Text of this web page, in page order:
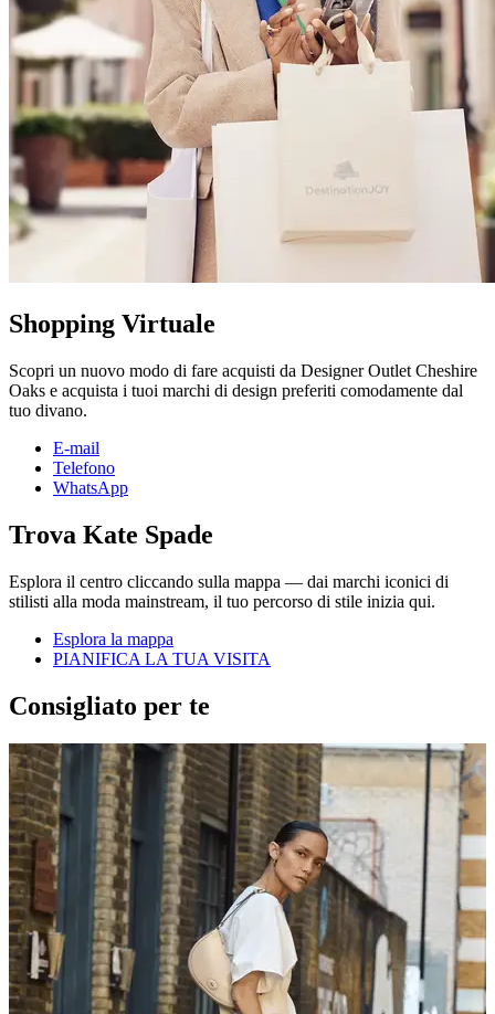
Shopping Virtuale
Scopri un nuovo modo di fare acquisti da Designer Outlet Cheshire
Oaks e acquista i tuoi marchi di design preferiti comodamente dal
tuo divano.
E-mail
Telefono
WhatsApp
Trova Kate Spade
Esplora il centro cliccando sulla mappa — dai marchi iconici di
stilisti alla moda mainstream, il tuo percorso di stile inizia qui.
Esplora la mappa
PIANIFICA LA TUA VISITA
Consigliato per te